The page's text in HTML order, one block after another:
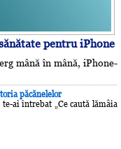
pentru iPhone
mână în mână, iPhone-
păcănelelor
ai întrebat „Ce caută lămâia